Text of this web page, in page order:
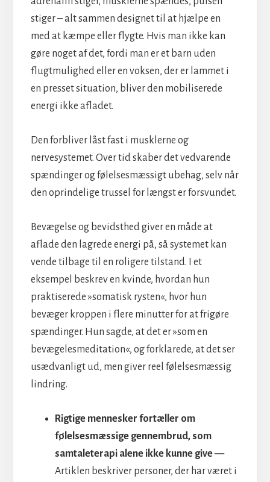
stiger – alt sammen designet til at hjælpe en
med at kæmpe eller flygte. Hvis man ikke kan
gøre noget af det, fordi man er et barn uden
flugtmulighed eller en voksen, der er lammet i
en presset situation, bliver den mobiliserede
energi ikke afladet.
Den forbliver låst fast i musklerne og
nervesystemet. Over tid skaber det vedvarende
spændinger og følelsesmæssigt ubehag, selv når
den oprindelige trussel for længst er forsvundet.
Bevægelse og bevidsthed giver en måde at
aflade den lagrede energi på, så systemet kan
vende tilbage til en roligere tilstand. I et
eksempel beskrev en kvinde, hvordan hun
praktiserede »somatisk rysten«, hvor hun
bevæger kroppen i flere minutter for at frigøre
spændinger. Hun sagde, at det er »som en
bevægelesmeditation«, og forklarede, at det ser
usædvanligt ud, men giver reel følelsesmæssig
lindring.
Rigtige mennesker fortæller om
følelsesmæssige gennembrud, som
samtaleterapi alene ikke kunne give —
Artiklen beskriver personer, der har været i